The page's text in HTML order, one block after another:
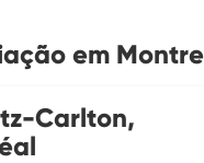
em
Carlton,